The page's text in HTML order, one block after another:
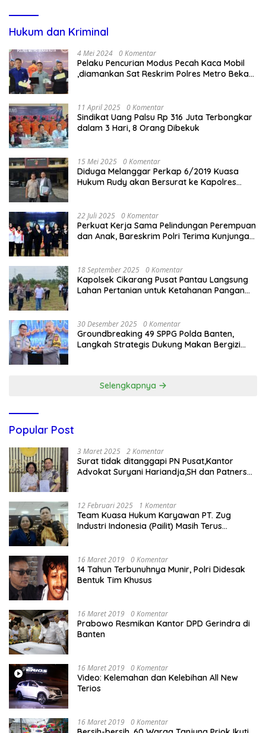
Hukum dan Kriminal
4 Mei 2024 0 Komentar
Pelaku Pencurian Modus Pecah Kaca Mobil
,diamankan Sat Reskrim Polres Metro Bekasi
11 April 2025 0 Komentar
Sindikat Uang Palsu Rp 316 Juta Terbongkar
dalam 3 Hari, 8 Orang Dibekuk
15 Mei 2025 0 Komentar
Diduga Melanggar Perkap 6/2019 Kuasa
Hukum Rudy akan Bersurat ke Kapolres
22 Juli 2025 0 Komentar
Perkuat Kerja Sama Pelindungan Perempuan
dan Anak, Bareskrim Polri Terima Kunjungan
18 September 2025 0 Komentar
Kapolsek Cikarang Pusat Pantau Langsung
Lahan Pertanian untuk Ketahanan Pangan
30 Desember 2025 0 Komentar
Groundbreaking 49 SPPG Polda Banten,
Langkah Strategis Dukung Makan Bergizi
Selengkapnya
Popular Post
3 Maret 2025 2 Komentar
Surat tidak ditanggapi PN Pusat,Kantor
Advokat Suryani Hariandja,SH dan Patners
12 Februari 2025 1 Komentar
Team Kuasa Hukum Karyawan PT. Zug
Industri Indonesia (Pailit) Masih Terus
16 Maret 2019 0 Komentar
14 Tahun Terbunuhnya Munir, Polri Didesak
Bentuk Tim Khusus
16 Maret 2019 0 Komentar
Prabowo Resmikan Kantor DPD Gerindra di
Banten
16 Maret 2019 0 Komentar
Video: Kelemahan dan Kelebihan All New
Terios
16 Maret 2019 0 Komentar